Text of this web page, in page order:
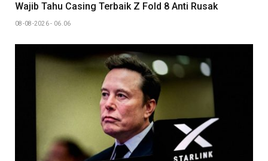
Wajib Tahu Casing Terbaik Z Fold 8 Anti Rusak
08-08-2026 - 06.06